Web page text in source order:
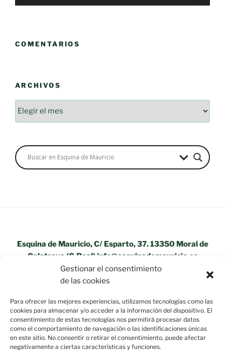
Gestionar el consentimiento
de las cookies
Para ofrecer las mejores experiencias, utilizamos tecnologías como las
cookies para almacenar y/o acceder a la información del dispositivo. El
consentimiento de estas tecnologías nos permitirá procesar datos
como el comportamiento de navegación o las identificaciones únicas
en este sitio. No consentir o retirar el consentimiento, puede afectar
negativamente a ciertas características y funciones.
COMENTARIOS
ARCHIVOS
Archivos
Esquina de Mauricio, C/ Esparto, 37. 13350 Moral de
Calatrava (C.Real) info@esquinademauricio.es
«Aviso Legal»